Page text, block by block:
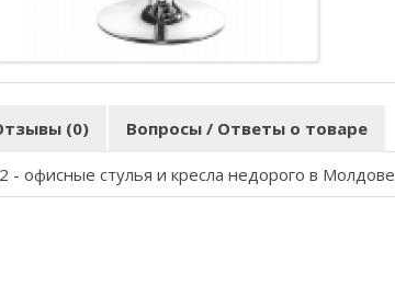
(0) Вопросы / Ответы о товаре
- офисные стулья и кресла недорого в Молдове